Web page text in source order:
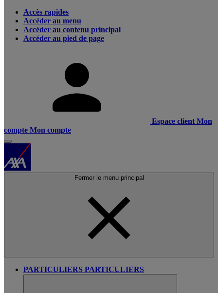
Accès rapides
Accéder au menu
Accéder au contenu principal
Accéder au pied de page
Espace client Mon
compte Mon compte
Fermer le menu principal
PARTICULIERS PARTICULIERS